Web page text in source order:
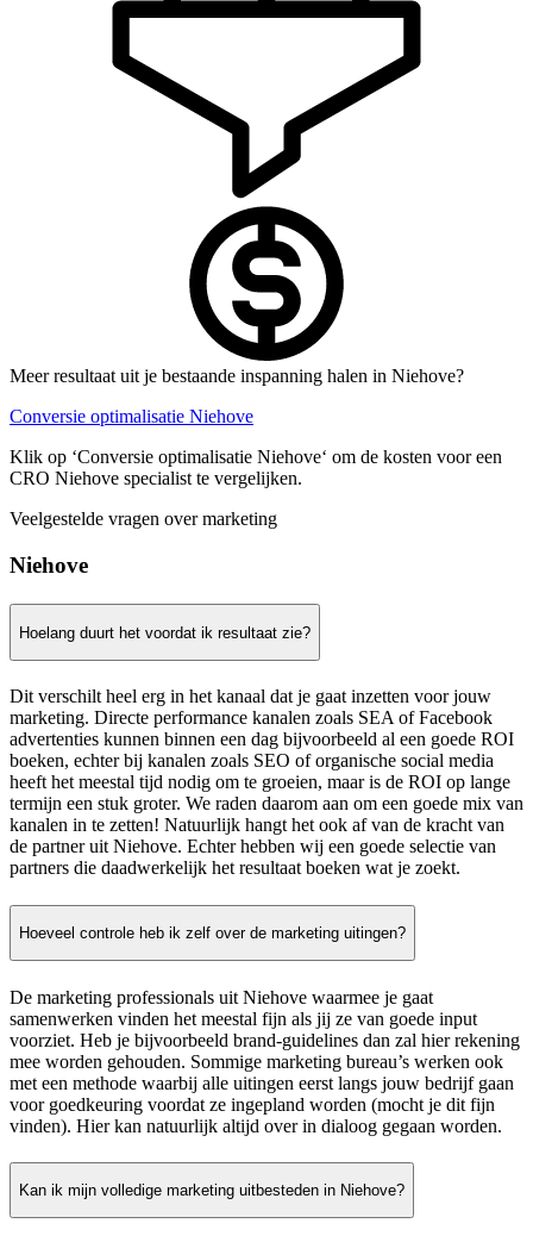
Meer resultaat uit je bestaande inspanning halen in Niehove?
Conversie optimalisatie Niehove
Klik op ‘Conversie optimalisatie Niehove‘ om de kosten voor een
CRO Niehove specialist te vergelijken.
Veelgestelde vragen over marketing
Niehove
Hoelang duurt het voordat ik resultaat zie?
Dit verschilt heel erg in het kanaal dat je gaat inzetten voor jouw
marketing. Directe performance kanalen zoals SEA of Facebook
advertenties kunnen binnen een dag bijvoorbeeld al een goede ROI
boeken, echter bij kanalen zoals SEO of organische social media
heeft het meestal tijd nodig om te groeien, maar is de ROI op lange
termijn een stuk groter. We raden daarom aan om een goede mix van
kanalen in te zetten! Natuurlijk hangt het ook af van de kracht van
de partner uit Niehove. Echter hebben wij een goede selectie van
partners die daadwerkelijk het resultaat boeken wat je zoekt.
Hoeveel controle heb ik zelf over de marketing uitingen?
De marketing professionals uit Niehove waarmee je gaat
samenwerken vinden het meestal fijn als jij ze van goede input
voorziet. Heb je bijvoorbeeld brand-guidelines dan zal hier rekening
mee worden gehouden. Sommige marketing bureau’s werken ook
met een methode waarbij alle uitingen eerst langs jouw bedrijf gaan
voor goedkeuring voordat ze ingepland worden (mocht je dit fijn
vinden). Hier kan natuurlijk altijd over in dialoog gegaan worden.
Kan ik mijn volledige marketing uitbesteden in Niehove?